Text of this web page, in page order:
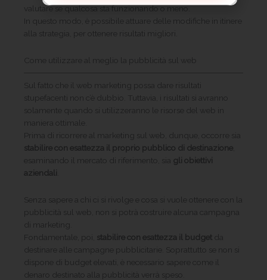
valutare se qualcosa sta funzionando o meno.
In questo modo, è possibile attuare delle modifiche in itinere
alla strategia, per ottenere risultati migliori.
Come utilizzare al meglio la pubblicità sul web
Sul fatto che il web marketing possa dare risultati
stupefacenti non c’è dubbio. Tuttavia, i risultati si avranno
solamente quando si utilizzeranno le risorse del web in
maniera ottimale.
Prima di ricorrere al marketing sul web, dunque, occorre sia
stabilire con esattezza il proprio pubblico di destinazione
esaminando il mercato di riferimento, sia gli obiettivi
aziendali
Senza sapere a chi ci si rivolge e cosa si vuole ottenere con la
pubblicità sul web, non si potrà costruire alcuna campagna
di marketing.
Fondamentale, poi, stabilire con esattezza il budget da
destinare alle campagne pubblicitarie. Soprattutto se non si
dispone di budget elevati, è necessario sapere come il
denaro destinato alla pubblicità verrà speso.